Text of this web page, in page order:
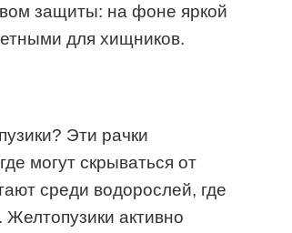
защиты: на фоне яркой
для хищников.
Эти рачки
могут скрываться от
среди водорослей, где
Желтопузики активно